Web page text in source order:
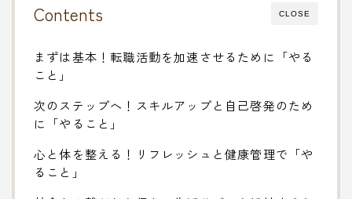
CLOSE
Contents
まずは基本！転職活動を加速させるために「やる
こと」
次のステップへ！スキルアップと自己啓発のため
に「やること」
心と体を整える！リフレッシュと健康管理で「や
ること」